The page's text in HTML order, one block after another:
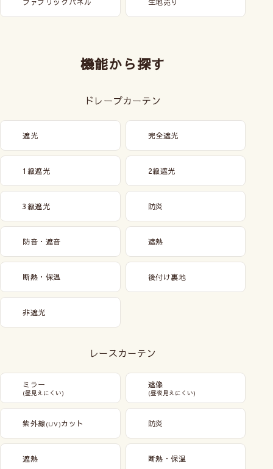
機能から探す
ドレープカーテン
遮光 完全遮光
1級遮光 2級遮光
3級遮光 防炎
防音・遮音 遮熱
断熱・保温 後付け裏地
非遮光
レースカーテン
ミラー
(昼見えにくい)
遮像
(昼夜見えにくい)
紫外線(UV)カット 防炎
遮熱 断熱・保温